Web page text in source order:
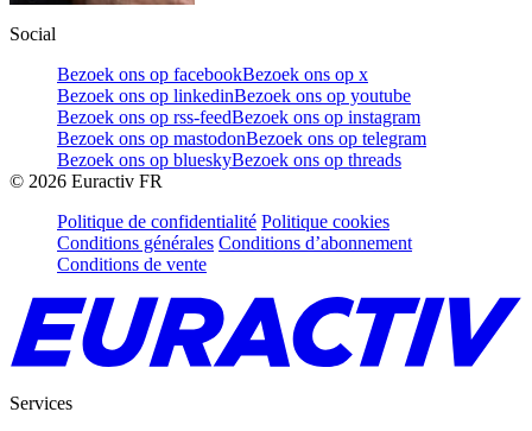
Social
Bezoek ons op facebookBezoek ons op x
Bezoek ons op linkedinBezoek ons op youtube
Bezoek ons op rss-feedBezoek ons op instagram
Bezoek ons op mastodonBezoek ons op telegram
Bezoek ons op blueskyBezoek ons op threads
© 2026 Euractiv FR
Politique de confidentialité Politique cookies
Conditions générales Conditions d’abonnement
Conditions de vente
Services